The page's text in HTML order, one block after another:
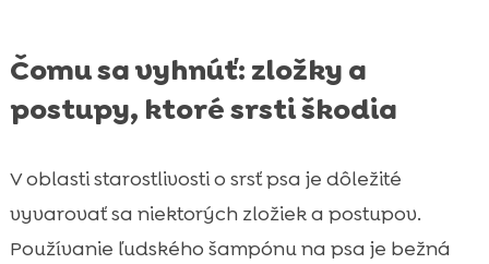
Čomu sa vyhnúť: zložky a
postupy, ktoré srsti škodia
V oblasti starostlivosti o srsť psa je dôležité
vyvarovať sa niektorých zložiek a postupov.
Používanie ľudského šampónu na psa je bežná